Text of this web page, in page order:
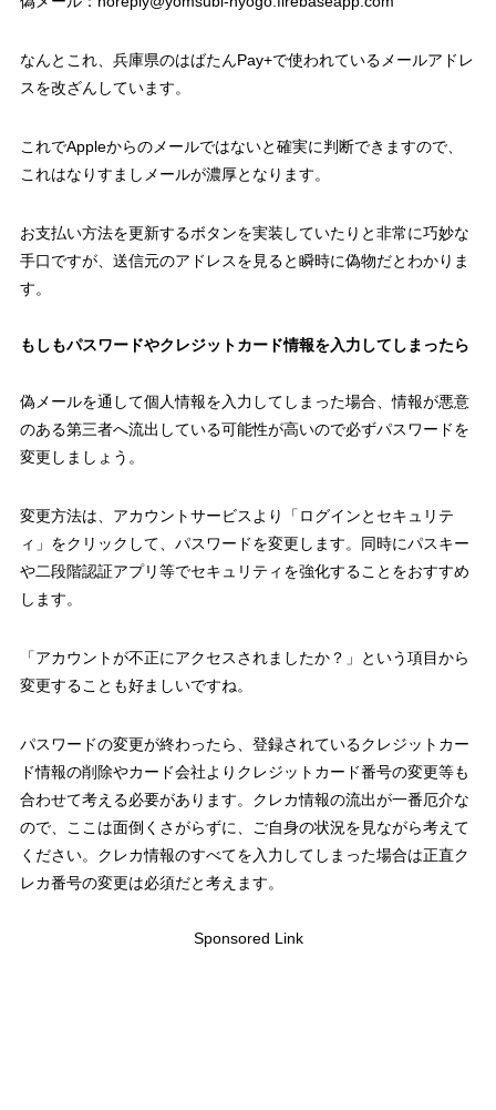
なんとこれ、兵庫県のはばたんPay+で使われているメールアドレ
スを改ざんしています。
これでAppleからのメールではないと確実に判断できますので、
これはなりすましメールが濃厚となります。
お支払い方法を更新するボタンを実装していたりと非常に巧妙な
手口ですが、送信元のアドレスを見ると瞬時に偽物だとわかりま
す。
もしもパスワードやクレジットカード情報を入力してしまったら
偽メールを通して個人情報を入力してしまった場合、情報が悪意
のある第三者へ流出している可能性が高いので必ずパスワードを
変更しましょう。
変更方法は、アカウントサービスより「ログインとセキュリテ
ィ」をクリックして、パスワードを変更します。同時にパスキー
や二段階認証アプリ等でセキュリティを強化することをおすすめ
します。
「アカウントが不正にアクセスされましたか？」という項目から
変更することも好ましいですね。
パスワードの変更が終わったら、登録されているクレジットカー
ド情報の削除やカード会社よりクレジットカード番号の変更等も
合わせて考える必要があります。クレカ情報の流出が一番厄介な
ので、ここは面倒くさがらずに、ご自身の状況を見ながら考えて
ください。クレカ情報のすべてを入力してしまった場合は正直ク
レカ番号の変更は必須だと考えます。
Sponsored Link